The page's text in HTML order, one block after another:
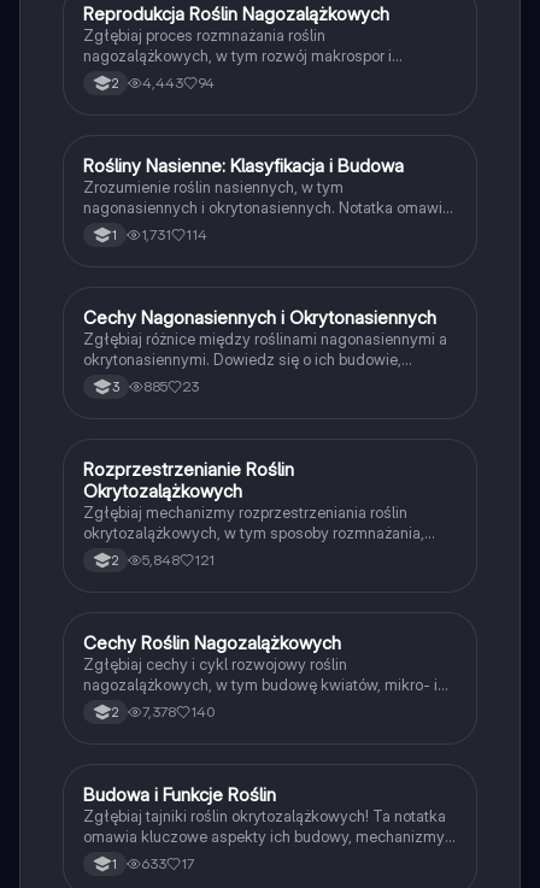
Biologia
Reprodukcja Roślin Nagozalążkowych
Zgłębiaj proces rozmnażania roślin
nagozalążkowych, w tym rozwój makrospor i
mikrospor, oraz budowę sosny zwyczajnej. Dowiedz
się o heteromorficznej przemianie pokoleń i
2 4,443 94
Biologia
Rośliny Nasienne: Klasyfikacja i Budowa
Zrozumienie roślin nasiennych, w tym
nagonasiennych i okrytonasiennych. Notatka omawia
budowę gametofitów, cykle rozwojowe, mechanizmy
zapylenia oraz sposoby rozsiewania nasion. Idealna
1 1,731 114
Biologia
Cechy Nagonasiennych i Okrytonasiennych
Zgłębiaj różnice między roślinami nagonasiennymi a
okrytonasiennymi. Dowiedz się o ich budowie,
sposobach rozmnażania oraz cechach
charakterystycznych. Materiał obejmuje porównanie
botaników.
3 885 23
Biologia
Rozprzestrzenianie Roślin
Okrytozalążkowych
Zgłębiaj mechanizmy rozprzestrzeniania roślin
okrytozalążkowych, w tym sposoby rozmnażania,
budowę owoców i nasion oraz ich funkcje. Dowiedz
się, jak różne czynniki wpływają na dystrybucję
ich adaptacjami do środowiska. Typ: Podsumowanie.
2 5,848 121
Biologia
Cechy Roślin Nagozalążkowych
Zgłębiaj cechy i cykl rozwojowy roślin
nagozalążkowych, w tym budowę kwiatów, mikro- i
makrosporangiów oraz procesy rozmnażania. Materiał
obejmuje kluczowe aspekty fizjologii roślin, ich
2 7,378 140
Biologia
Budowa i Funkcje Roślin
Zgłębiaj tajniki roślin okrytozalążkowych! Ta notatka
omawia kluczowe aspekty ich budowy, mechanizmy
zapylenia oraz różnorodność nasion. Idealna dla
uczniów biologii, którzy chcą zrozumieć procesy
1 633 17